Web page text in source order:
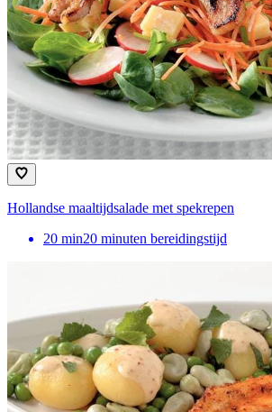
Hollandse maaltijdsalade met spekrepen
20 min20 minuten bereidingstijd